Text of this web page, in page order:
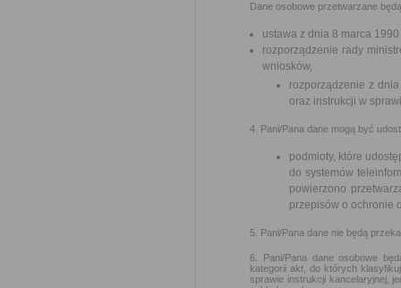
Dane osobowe przetwarzane
ustawa z dnia 8 marca
rozporządzenie rady
wniosków,
rozporządzenie z
oraz instrukcji w
4. Pani/Pana dane mogą być
podmioty, które
do systemów
powierzono
przepisów o ochronie
5. Pani/Pana dane nie będą
6. Pani/Pana dane osobowe
kategorii akt, do których
sprawie instrukcji kancelaryjnej,